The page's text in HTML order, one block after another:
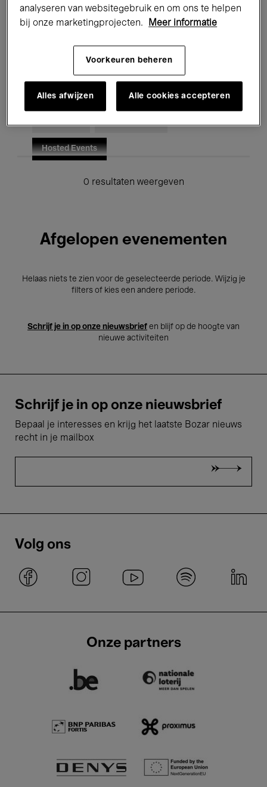
Jazz Klassieke Muziek Global Music
Elektronische Muziek
Voor iedereen Kids’ Palace
Hosted Events
0 resultaten weergeven
Afgelopen evenementen
Helaas niets te zien voor de geselecteerde periode. Wijzig je
filters of kies een andere periode.
Schrijf je in op onze nieuwsbrief en blijf op de hoogte van
nieuwe activiteiten
Schrijf je in op onze nieuwsbrief
Bepaal je interesses en krijg het laatste Bozar nieuws
recht in je mailbox
Volg ons
Onze partners
analyseren van websitegebruik en om ons te helpen
bij onze marketingprojecten.
Meer informatie
Voorkeuren beheren
Alles afwijzen Alle cookies accepteren